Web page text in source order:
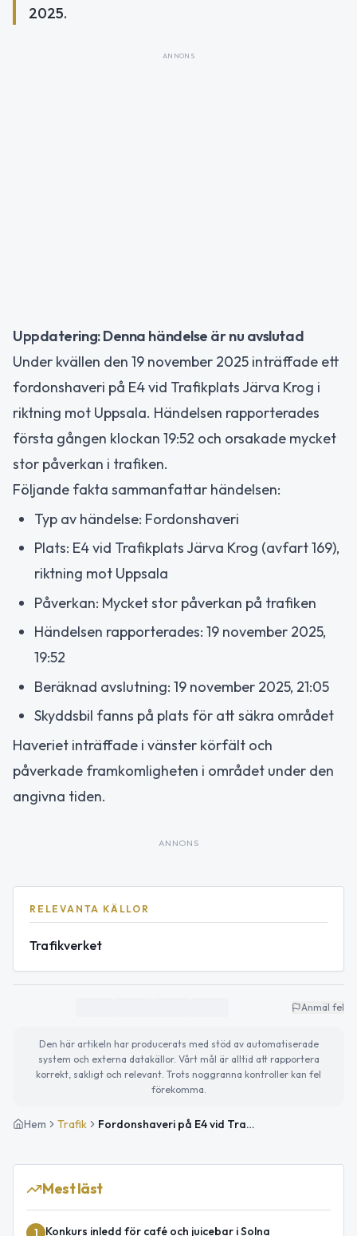
2025.
ANNONS
Uppdatering: Denna händelse är nu avslutad
Under kvällen den 19 november 2025 inträffade ett
fordonshaveri på E4 vid Trafikplats Järva Krog i
riktning mot Uppsala. Händelsen rapporterades
första gången klockan 19:52 och orsakade mycket
stor påverkan i trafiken.
Följande fakta sammanfattar händelsen:
Typ av händelse: Fordonshaveri
Plats: E4 vid Trafikplats Järva Krog (avfart 169),
riktning mot Uppsala
Påverkan: Mycket stor påverkan på trafiken
Händelsen rapporterades: 19 november 2025,
19:52
Beräknad avslutning: 19 november 2025, 21:05
Skyddsbil fanns på plats för att säkra området
Haveriet inträffade i vänster körfält och
påverkade framkomligheten i området under den
angivna tiden.
ANNONS
RELEVANTA KÄLLOR
Trafikverket
Anmäl fel
Den här artikeln har producerats med stöd av automatiserade
system och externa datakällor. Vårt mål är alltid att rapportera
korrekt, sakligt och relevant. Trots noggranna kontroller kan fel
förekomma.
Hem Trafik Fordonshaveri på E4 vid Trafikplats Järva Krog avslutat
Mest läst
1 Konkurs inledd för café och juicebar i Solna